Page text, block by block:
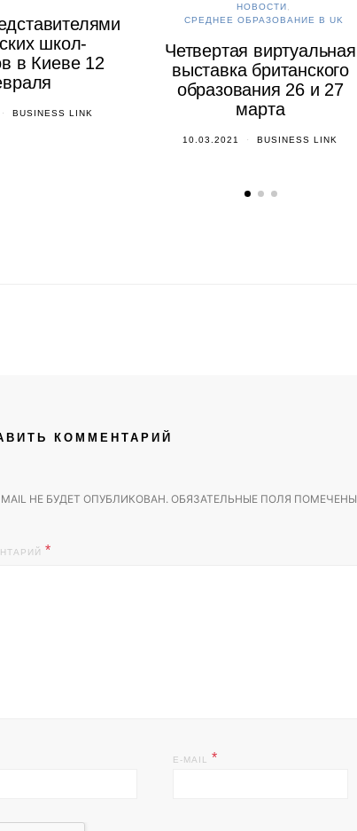
школ-
в Киеве 12
BUSINESS LINK
НОВОСТИ
СРЕДНЕЕ ОБРАЗОВАНИЕ В UK
Четвертая виртуальная
выставка британского
образования 26 и 27
марта
10.03.2021 BUSINESS LINK
КОММЕНТАРИЙ
НЕ БУДЕТ ОПУБЛИКОВАН. ОБЯЗАТЕЛЬНЫЕ ПОЛЯ ПОМЕЧЕНЫ
E-MAIL *